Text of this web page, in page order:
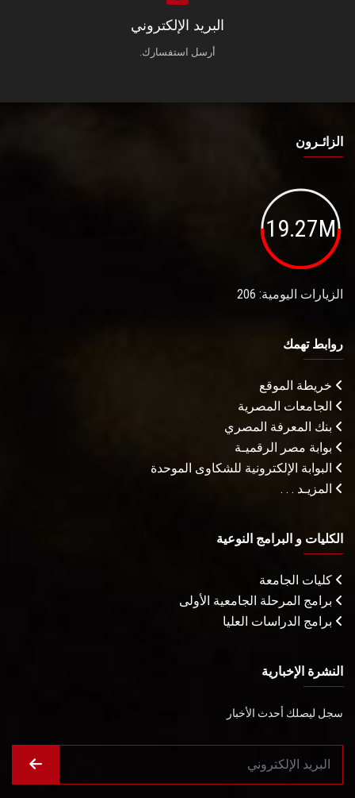
البريد الإلكتروني
أرسل استفسارك.
الزائـرون
19.27M
الزيارات اليومية: 206
روابط تهمك
خريطة الموقع
الجامعات المصرية
بنك المعرفة المصري
بوابة مصر الرقميـة
البوابة الإلكترونية للشكاوى الموحدة
المزيـد . . .
الكليات و البرامج النوعية
كليات الجامعة
برامج المرحلة الجامعية الأولى
برامج الدراسات العليا
النشرة الإخبارية
سجل ليصلك أحدث الأخبار